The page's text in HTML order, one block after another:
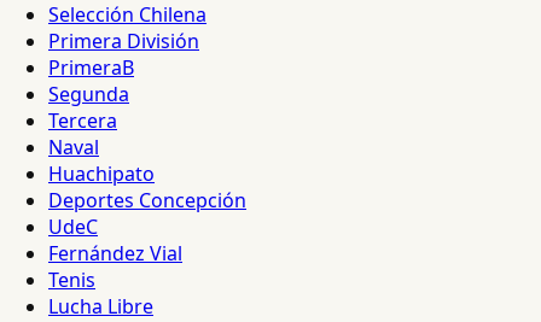
Selección Chilena
Primera División
PrimeraB
Segunda
Tercera
Naval
Huachipato
Deportes Concepción
UdeC
Fernández Vial
Tenis
Lucha Libre